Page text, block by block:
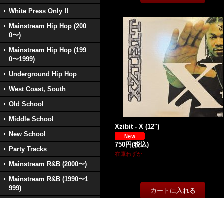
White Press Only !!
Mainstream Hip Hop (200
0〜)
Mainstream Hip Hop (199
0〜1999)
Underground Hip Hop
West Coast, South
Old School
Middle School
New School
Party Tracks
Mainstream R&B (2000〜)
Mainstream R&B (1990〜1
999)
Xzibit - X (12'')
750円(税込)
在庫わずか